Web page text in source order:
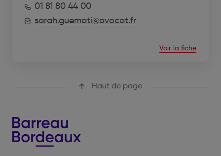
01 81 80 44 00
sarah.guemati@avocat.fr
Voir la fiche
Haut de page